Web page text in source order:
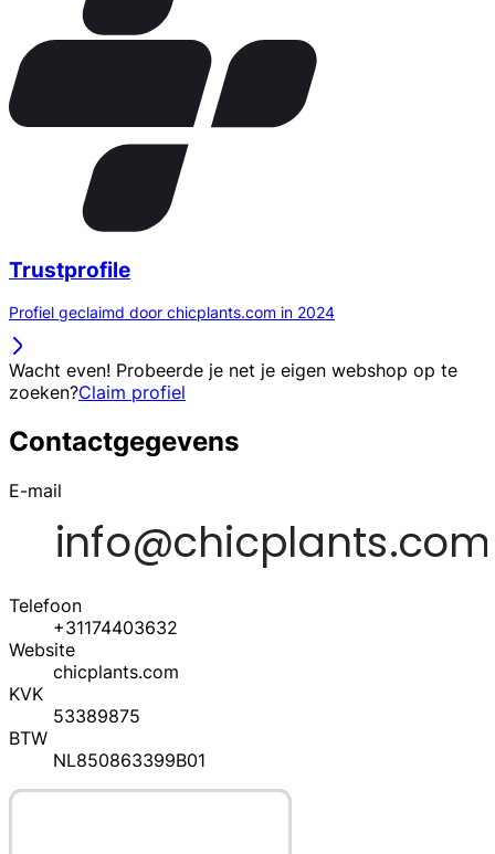
Trustprofile
Profiel geclaimd door chicplants.com in 2024
Wacht even! Probeerde je net je eigen webshop op te
zoeken?Claim profiel
Contactgegevens
E-mail
Telefoon
+31174403632
Website
chicplants.com
KVK
53389875
BTW
NL850863399B01